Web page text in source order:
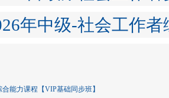
年中级-社会工作
能力课程【VIP基础同步班】